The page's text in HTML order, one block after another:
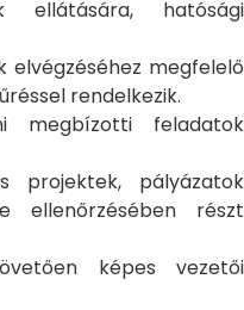
ellátására, hatósági
elvégzéséhez megfelelő
rendelkezik.
megbízotti feladatok
projektek, pályázatok
ellenőrzésében részt
képes vezetői